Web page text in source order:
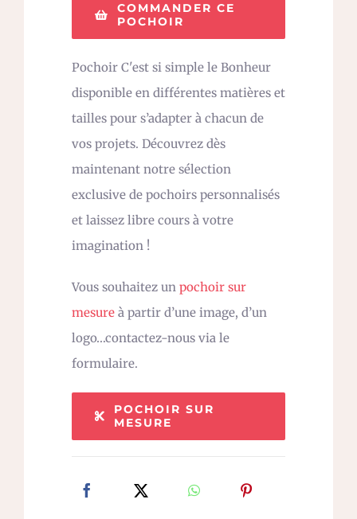
COMMANDER CE
POCHOIR
Pochoir C'est si simple le Bonheur
disponible en différentes matières et
tailles pour s’adapter à chacun de
vos projets. Découvrez dès
maintenant notre sélection
exclusive de pochoirs personnalisés
et laissez libre cours à votre
imagination !
Vous souhaitez un pochoir sur
mesure à partir d’une image, d’un
logo…contactez-nous via le
formulaire.
POCHOIR SUR
MESURE